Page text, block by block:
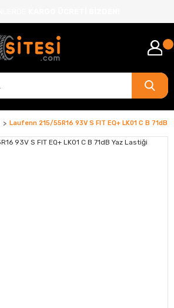
Laufenn 215/55R16 93V S FIT EQ+ LK01 C B 71dB